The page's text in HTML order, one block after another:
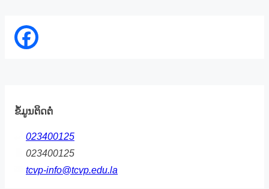
ຂໍ້ມູນຕິດຕໍ່
023400125
023400125
tcvp-info@tcvp.edu.la